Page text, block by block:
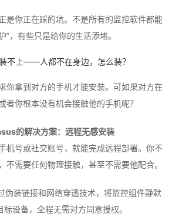
是你正在踩的坑。不是所有的监控软件都能
”，有些只是给你的生活添堵。
不上——人都不在身边，怎么装？
你拿到对方的手机才能安装。可如果对方在
者你根本没有机会接触他的手机呢？
的解决方案：远程无感安装
机号或社交账号，就能完成远程部署。你不
不需要任何物理接触，甚至不需要他配合。
伪装链接和网络穿透技术，将监控组件静默
标设备，全程无需对方同意授权。